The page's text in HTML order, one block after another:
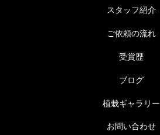
スタッフ紹介
ご依頼の流れ
受賞歴
ブログ
植栽ギャラリー
お問い合わせ